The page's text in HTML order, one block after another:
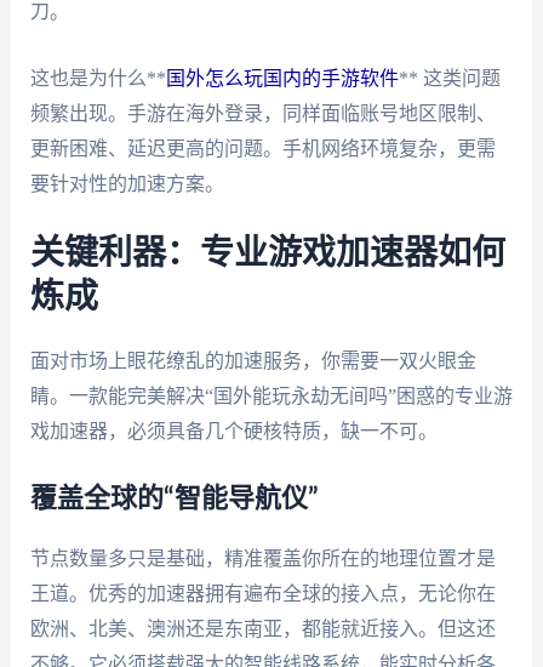
刀。
这也是为什么** 国外怎么玩国内的手游软件** 这类问题
频繁出现。手游在海外登录，同样面临账号地区限制、
更新困难、延迟更高的问题。手机网络环境复杂，更需
要针对性的加速方案。
关键利器：专业游戏加速器如何
炼成
面对市场上眼花缭乱的加速服务，你需要一双火眼金
睛。一款能完美解决“国外能玩永劫无间吗”困惑的专业游
戏加速器，必须具备几个硬核特质，缺一不可。
覆盖全球的“智能导航仪”
节点数量多只是基础，精准覆盖你所在的地理位置才是
王道。优秀的加速器拥有遍布全球的接入点，无论你在
欧洲、北美、澳洲还是东南亚，都能就近接入。但这还